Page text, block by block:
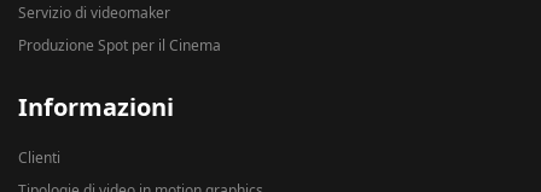
Servizio di videomaker
Produzione Spot per il Cinema
Informazioni
Clienti